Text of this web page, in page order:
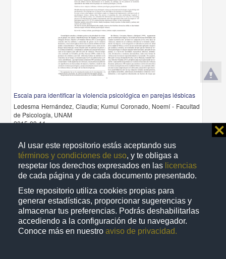
Al usar este repositorio estás aceptando sus
términos y condiciones de uso, y te obligas a
respetar los derechos expresados en las licencias
de cada página y de cada documento presentado.
Este repositorio utiliza cookies propias para
generar estadísticas, proporcionar sugerencias y
almacenar tus preferencias. Podrás deshabilitarlas
accediendo a la configuración de tu navegador.
Conoce más en nuestro aviso de privacidad.
⨯
Escala para identificar la violencia psicológica en parejas lésbicas
Ledesma Hernández, Claudia; Kumul Coronado, Noemí - Facultad
de Psicología, UNAM
2015-09-11
Artículo